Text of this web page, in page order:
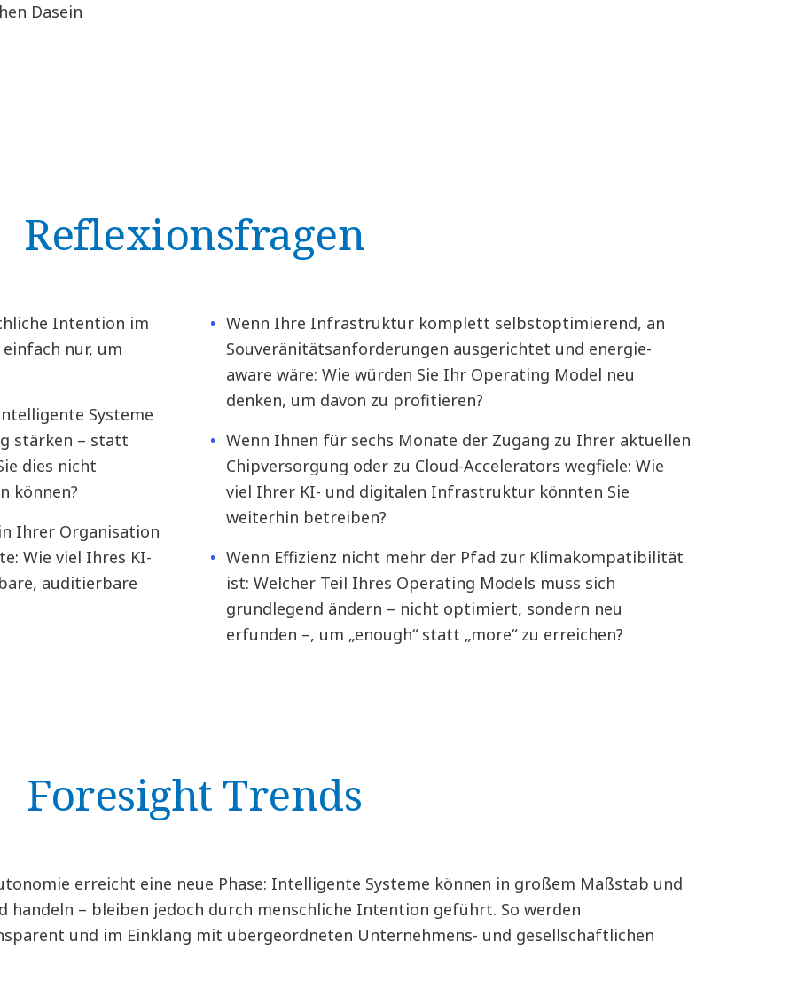
Dasein
Reflexionsfragen
Intention im
nur, um
Systeme
stärken – statt
dies nicht
können?
Ihrer Organisation
Wie viel Ihres KI-
auditierbare
Wenn Ihre Infrastruktur komplett selbstoptimierend, an
Souveränitätsanforderungen ausgerichtet und energie-
aware wäre: Wie würden Sie Ihr Operating Model neu
denken, um davon zu profitieren?
Wenn Ihnen für sechs Monate der Zugang zu Ihrer aktuellen
Chipversorgung oder zu Cloud-Accelerators wegfiele: Wie
viel Ihrer KI- und digitalen Infrastruktur könnten Sie
weiterhin betreiben?
Wenn Effizienz nicht mehr der Pfad zur Klimakompatibilität
ist: Welcher Teil Ihres Operating Models muss sich
grundlegend ändern – nicht optimiert, sondern neu
erfunden –, um „enough“ statt „more“ zu erreichen?
Foresight Trends
erreicht eine neue Phase: Intelligente Systeme können in großem Maßstab und
handeln – bleiben jedoch durch menschliche Intention geführt. So werden
und im Einklang mit übergeordneten Unternehmens- und gesellschaftlichen